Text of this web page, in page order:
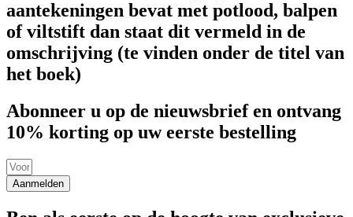
aantekeningen bevat met potlood, balpen
of viltstift dan staat dit vermeld in de
omschrijving (te vinden onder de titel van
het boek)
Abonneer u op de nieuwsbrief en ontvang
10% korting op uw eerste bestelling
Aanmelden